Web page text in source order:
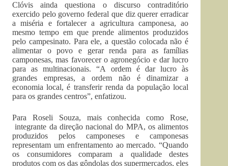
Clóvis ainda questiona o discurso contraditório
exercido pelo governo federal que diz querer erradicar
a miséria e fortalecer a agricultura camponesa, ao
mesmo tempo em que prende alimentos produzidos
pelo campesinato. Para ele, a questão colocada não é
alimentar o povo e gerar renda para as famílias
camponesas, mas favorecer o agronegócio e dar lucro
para as multinacionais. “A ordem é dar lucro às
grandes empresas, a ordem não é dinamizar a
economia local, é transferir renda da população local
para os grandes centros”, enfatizou.
Para Roseli Souza, mais conhecida como Rose,
integrante da direção nacional do MPA, os alimentos
produzidos pelos camponeses e camponesas
representam um enfrentamento ao mercado. “Quando
os consumidores comparam a qualidade destes
produtos com os das gôndolas dos supermercados, eles